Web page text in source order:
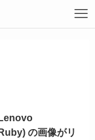
の画像がリ